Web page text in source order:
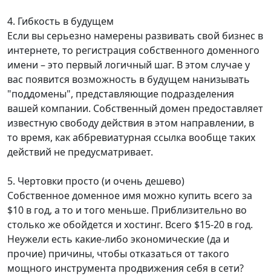
4. Гибкость в будущем
Если вы серьезно намерены развивать свой бизнес в
интернете, то регистрация собственного доменного
имени – это первый логичный шаг. В этом случае у
вас появится возможность в будущем нанизывать
"поддомены", представляющие подразделения
вашей компании. Собственный домен предоставляет
известную свободу действия в этом направлении, в
то время, как аббревиатурная ссылка вообще таких
действий не предусматривает.
5. Чертовки просто (и очень дешево)
Собственное доменное имя можно купить всего за
$10 в год, а то и того меньше. Приблизительно во
столько же обойдется и хостинг. Всего $15-20 в год.
Неужели есть какие-либо экономические (да и
прочие) причины, чтобы отказаться от такого
мощного инструмента продвижения себя в сети?